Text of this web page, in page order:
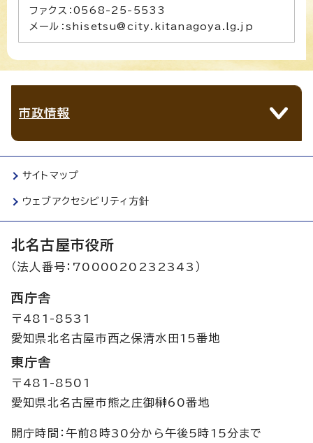
ファクス：0568-25-5533
メール：shisetsu@city.kitanagoya.lg.jp
市政情報
サイトマップ
ウェブアクセシビリティ方針
北名古屋市役所
（法人番号：7000020232343）
西庁舎
〒481-8531
愛知県北名古屋市西之保清水田15番地
東庁舎
〒481-8501
愛知県北名古屋市熊之庄御榊60番地
開庁時間：午前8時30分から午後5時15分まで